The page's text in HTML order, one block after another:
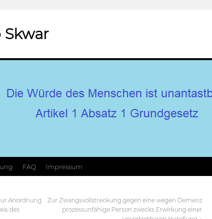
FAQ Impressum
Anordnung
des
Zur Zwangsvollstreckung gegen eine wegen Demenz
prozessunfähige Person zwecks Erwirkung einer